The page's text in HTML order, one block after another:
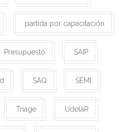
partida por capacitación
Presupuesto SAIP
SAQ SEMI
Triage UdelaR